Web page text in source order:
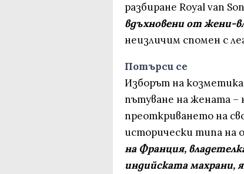
разбиране Royal van
вдъхновени от жени-
неизличим спомен с
Потърси се
Изборът на козметика
пътуване на жената –
преоткриването на
исторически типа на
на Франция,
индийската махрани,